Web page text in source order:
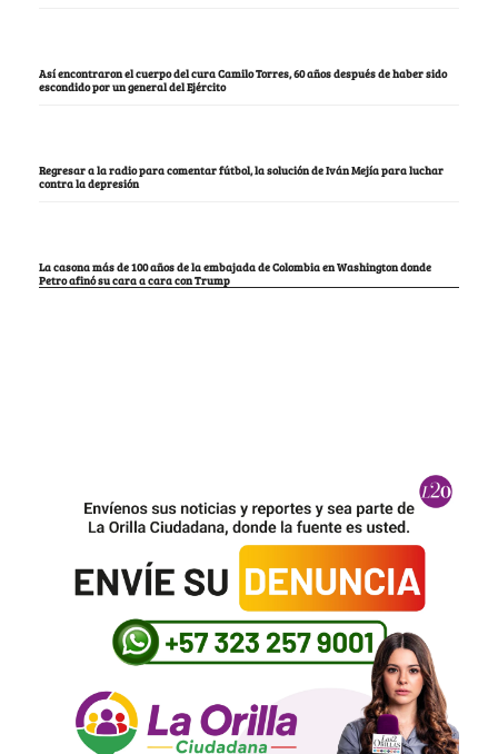
Así encontraron el cuerpo del cura Camilo Torres, 60 años después de haber sido
escondido por un general del Ejército
Regresar a la radio para comentar fútbol, la solución de Iván Mejía para luchar
contra la depresión
La casona más de 100 años de la embajada de Colombia en Washington donde
Petro afinó su cara a cara con Trump